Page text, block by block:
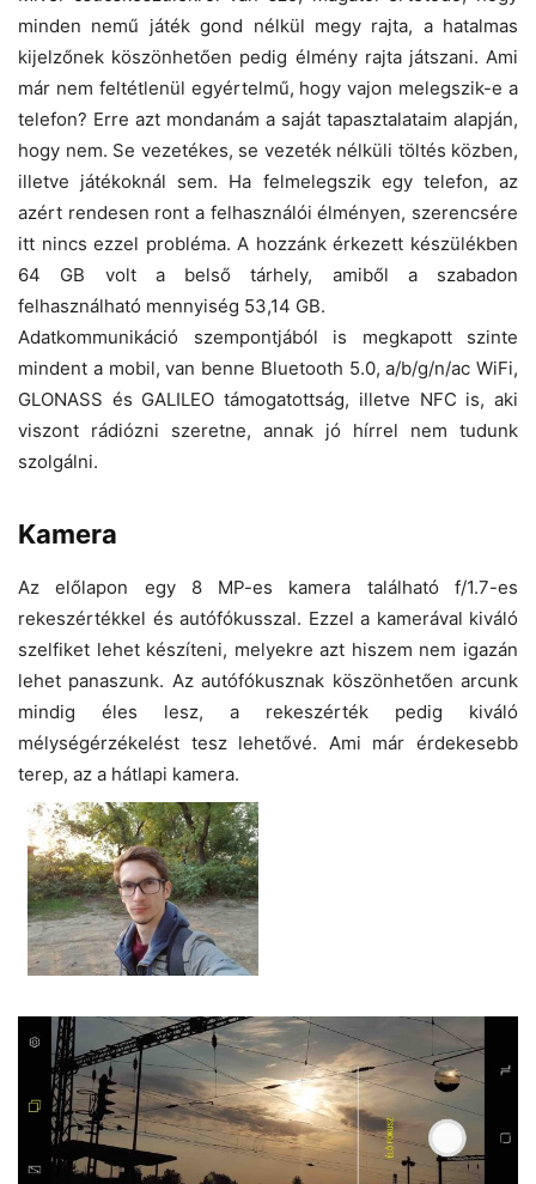
minden nemű játék gond nélkül megy rajta, a hatalmas
kijelzőnek köszönhetően pedig élmény rajta játszani. Ami
már nem feltétlenül egyértelmű, hogy vajon melegszik-e a
telefon? Erre azt mondanám a saját tapasztalataim alapján,
hogy nem. Se vezetékes, se vezeték nélküli töltés közben,
illetve játékoknál sem. Ha felmelegszik egy telefon, az
azért rendesen ront a felhasználói élményen, szerencsére
itt nincs ezzel probléma. A hozzánk érkezett készülékben
64 GB volt a belső tárhely, amiből a szabadon
felhasználható mennyiség 53,14 GB.
Adatkommunikáció szempontjából is megkapott szinte
mindent a mobil, van benne Bluetooth 5.0, a/b/g/n/ac WiFi,
GLONASS és GALILEO támogatottság, illetve NFC is, aki
viszont rádiózni szeretne, annak jó hírrel nem tudunk
szolgálni.
Kamera
Az előlapon egy 8 MP-es kamera található f/1.7-es
rekeszértékkel és autófókusszal. Ezzel a kamerával kiváló
szelfiket lehet készíteni, melyekre azt hiszem nem igazán
lehet panaszunk. Az autófókusznak köszönhetően arcunk
mindig éles lesz, a rekeszérték pedig kiváló
mélységérzékelést tesz lehetővé. Ami már érdekesebb
terep, az a hátlapi kamera.